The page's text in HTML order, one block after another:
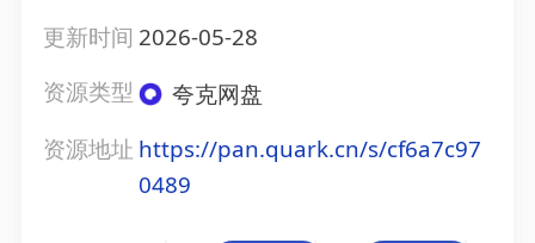
更新时间 2026-05-28
资源类型
夸克网盘
资源地址 https://pan.quark.cn/s/cf6a7c97
0489